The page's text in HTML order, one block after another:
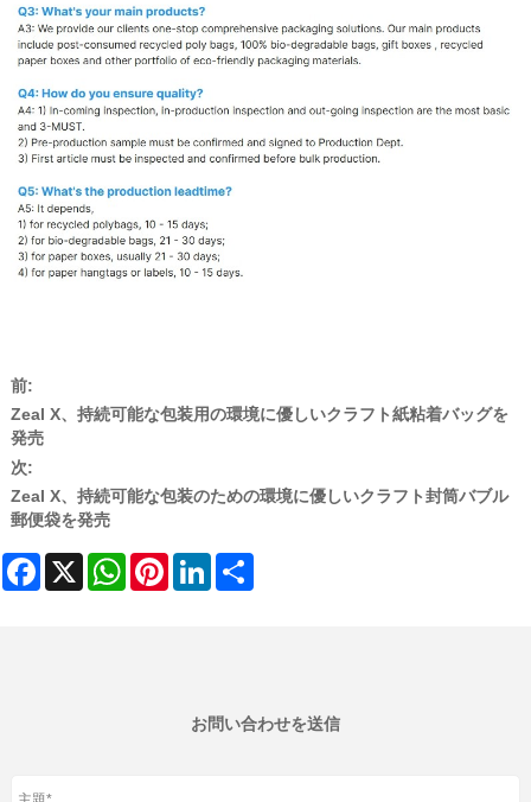
前:
Zeal X、持続可能な包装用の環境に優しいクラフト紙粘着バッグを
発売
次:
Zeal X、持続可能な包装のための環境に優しいクラフト封筒バブル
郵便袋を発売
Facebook
X WhatsAppPinterestLinkedIn
お問い合わせを送信